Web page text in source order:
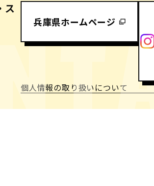
ス
兵庫県ホームページ
個人情報の取り扱いについて